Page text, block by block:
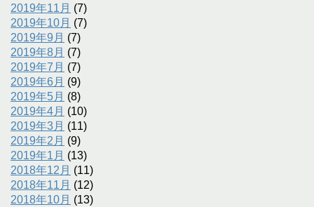
2019年11月 (7)
2019年10月 (7)
2019年9月 (7)
2019年8月 (7)
2019年7月 (7)
2019年6月 (9)
2019年5月 (8)
2019年4月 (10)
2019年3月 (11)
2019年2月 (9)
2019年1月 (13)
2018年12月 (11)
2018年11月 (12)
2018年10月 (13)